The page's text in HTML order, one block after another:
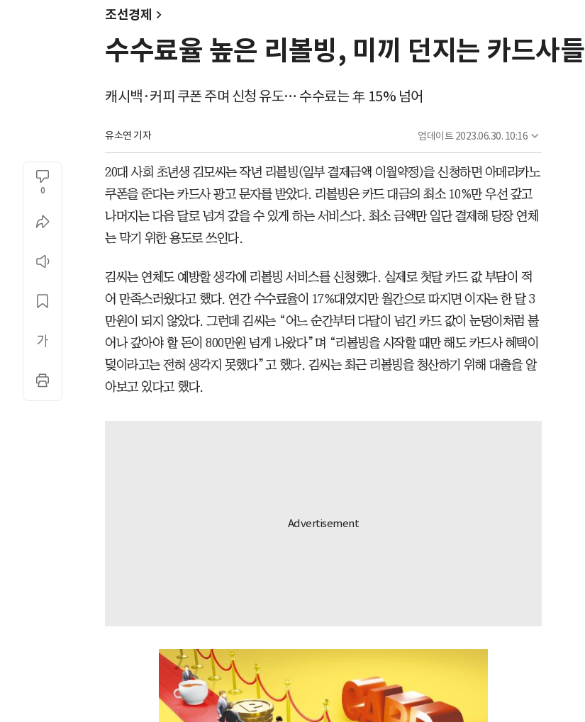
조선경제
수수료율 높은 리볼빙, 미끼 던지는 카드사들
캐시백·커피 쿠폰 주며 신청 유도… 수수료는 年 15% 넘어
유소연 기자 업데이트 2023.06.30. 10:16
0
20대 사회 초년생 김모씨는 작년 리볼빙(일부 결제금액 이월약정)을 신청하면 아메리카노
쿠폰을 준다는 카드사 광고 문자를 받았다. 리볼빙은 카드 대금의 최소 10%만 우선 갚고
나머지는 다음 달로 넘겨 갚을 수 있게 하는 서비스다. 최소 금액만 일단 결제해 당장 연체
는 막기 위한 용도로 쓰인다.
김씨는 연체도 예방할 생각에 리볼빙 서비스를 신청했다. 실제로 첫달 카드 값 부담이 적
어 만족스러웠다고 했다. 연간 수수료율이 17%대였지만 월간으로 따지면 이자는 한 달 3
만원이 되지 않았다. 그런데 김씨는 “어느 순간부터 다달이 넘긴 카드 값이 눈덩이처럼 불
어나 갚아야 할 돈이 800만원 넘게 나왔다”며 “리볼빙을 시작할 때만 해도 카드사 혜택이
덫이라고는 전혀 생각지 못했다”고 했다. 김씨는 최근 리볼빙을 청산하기 위해 대출을 알
아보고 있다고 했다.